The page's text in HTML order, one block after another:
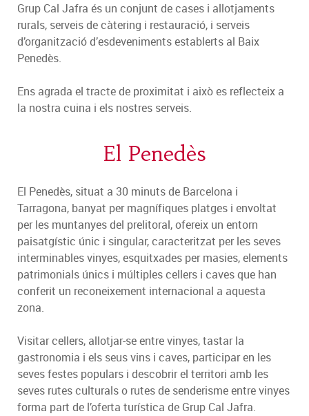
Grup Cal Jafra és un conjunt de cases i allotjaments
rurals, serveis de càtering i restauració, i serveis
d’organització d’esdeveniments establerts al Baix
Penedès.
Ens agrada el tracte de proximitat i això es reflecteix a
la nostra cuina i els nostres serveis.
El Penedès
El Penedès, situat a 30 minuts de Barcelona i
Tarragona, banyat per magnífiques platges i envoltat
per les muntanyes del prelitoral, ofereix un entorn
paisatgístic únic i singular, caracteritzat per les seves
interminables vinyes, esquitxades per masies, elements
patrimonials únics i múltiples cellers i caves que han
conferit un reconeixement internacional a aquesta
zona.
Visitar cellers, allotjar-se entre vinyes, tastar la
gastronomia i els seus vins i caves, participar en les
seves festes populars i descobrir el territori amb les
seves rutes culturals o rutes de senderisme entre vinyes
forma part de l’oferta turística de Grup Cal Jafra.